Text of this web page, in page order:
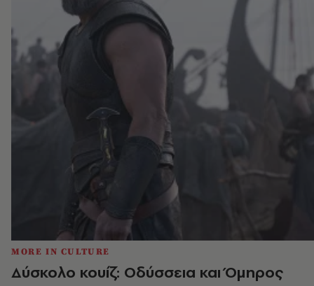
MORE IN CULTURE
Δύσκολο κουίζ: Οδύσσεια και Όμηρος